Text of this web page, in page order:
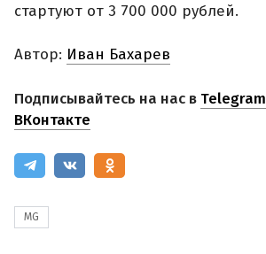
стартуют от 3 700 000 рублей.
Автор: Иван Бахарев
Подписывайтесь на нас в Telegram
ВКонтакте
MG